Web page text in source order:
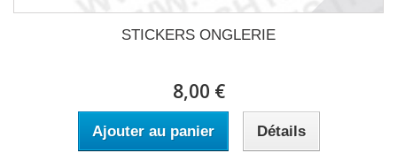
STICKERS ONGLERIE
8,00 €
Ajouter au panier Détails